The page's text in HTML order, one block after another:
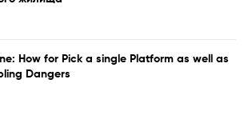
How for Pick a single Platform as well as
Dangers